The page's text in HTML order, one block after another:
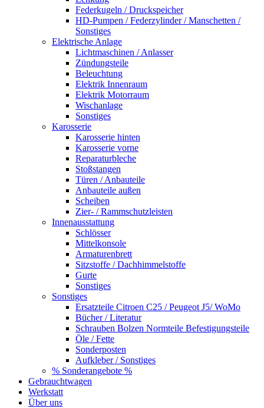
Federkugeln / Druckspeicher
HD-Pumpen / Federzylinder / Manschetten /
Sonstiges
Elektrische Anlage
Lichtmaschinen / Anlasser
Zündungsteile
Beleuchtung
Elektrik Innenraum
Elektrik Motorraum
Wischanlage
Sonstiges
Karosserie
Karosserie hinten
Karosserie vorne
Reparaturbleche
Stoßstangen
Türen / Anbauteile
Anbauteile außen
Scheiben
Zier- / Rammschutzleisten
Innenausstattung
Schlösser
Mittelkonsole
Armaturenbrett
Sitzstoffe / Dachhimmelstoffe
Gurte
Sonstiges
Sonstiges
Ersatzteile Citroen C25 / Peugeot J5/ WoMo
Bücher / Literatur
Schrauben Bolzen Normteile Befestigungsteile
Öle / Fette
Sonderposten
Aufkleber / Sonstiges
% Sonderangebote %
Gebrauchtwagen
Werkstatt
Über uns